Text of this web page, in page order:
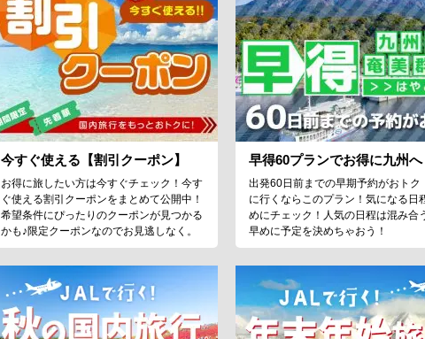
今すぐ使える【割引クーポン】
お得に旅したい方は今すぐチェック！今す
ぐ使える割引クーポンをまとめて公開中！
希望条件にぴったりのクーポンが見つかる
かも♪限定クーポンなのでお見逃しなく。
早得60プランでお得に九州へ
出発60日前までの早期予約がおトク
に行くならこのプラン！気になる日
めにチェック！人気の日程は混み合
早めに予定を決めちゃおう！